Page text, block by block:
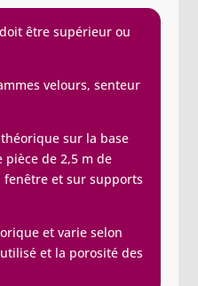
être supérieur ou
velours, senteur
sur la base
pièce de 2,5 m de
fenêtre et sur supports
et varie selon
et la porosité des